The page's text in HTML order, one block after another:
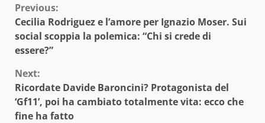
Continue
Reading
Previous:
Cecilia Rodriguez e l’amore per Ignazio Moser. Sui
social scoppia la polemica: “Chi si crede di
essere?”
Next:
Ricordate Davide Baroncini? Protagonista del
‘Gf11’, poi ha cambiato totalmente vita: ecco che
fine ha fatto